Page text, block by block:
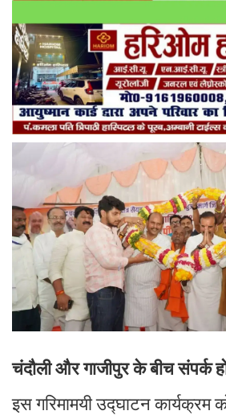
चंदौली और गाजीपुर के बीच संपर्क
इस गरिमामयी उद्घाटन कार्यक्रम